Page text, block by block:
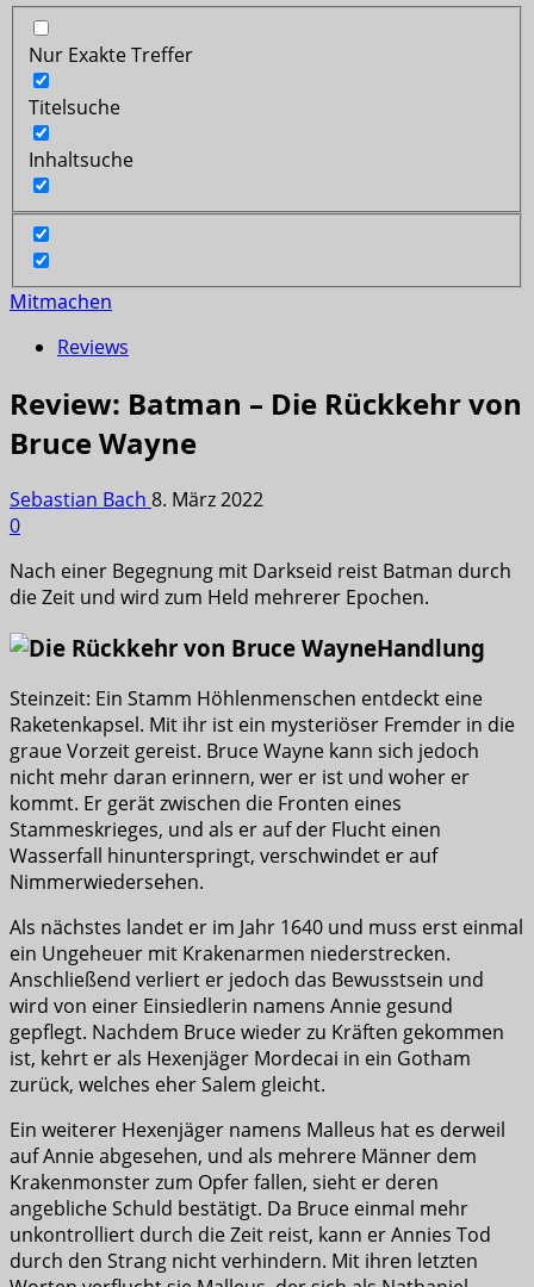
Nur Exakte Treffer
Titelsuche
Inhaltsuche
Mitmachen
Reviews
Review: Batman – Die Rückkehr von
Bruce Wayne
Sebastian Bach 8. März 2022
0
Nach einer Begegnung mit Darkseid reist Batman durch
die Zeit und wird zum Held mehrerer Epochen.
Handlung
Steinzeit: Ein Stamm Höhlenmenschen entdeckt eine
Raketenkapsel. Mit ihr ist ein mysteriöser Fremder in die
graue Vorzeit gereist. Bruce Wayne kann sich jedoch
nicht mehr daran erinnern, wer er ist und woher er
kommt. Er gerät zwischen die Fronten eines
Stammeskrieges, und als er auf der Flucht einen
Wasserfall hinunterspringt, verschwindet er auf
Nimmerwiedersehen.
Als nächstes landet er im Jahr 1640 und muss erst einmal
ein Ungeheuer mit Krakenarmen niederstrecken.
Anschließend verliert er jedoch das Bewusstsein und
wird von einer Einsiedlerin namens Annie gesund
gepflegt. Nachdem Bruce wieder zu Kräften gekommen
ist, kehrt er als Hexenjäger Mordecai in ein Gotham
zurück, welches eher Salem gleicht.
Ein weiterer Hexenjäger namens Malleus hat es derweil
auf Annie abgesehen, und als mehrere Männer dem
Krakenmonster zum Opfer fallen, sieht er deren
angebliche Schuld bestätigt. Da Bruce einmal mehr
unkontrolliert durch die Zeit reist, kann er Annies Tod
durch den Strang nicht verhindern. Mit ihren letzten